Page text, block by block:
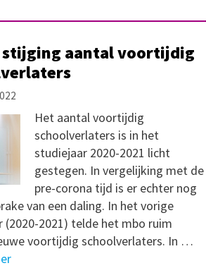
stijging aantal voortijdig
Het aantal voortijdig
schoolverlaters is in het
studiejaar 2020-2021 licht
gestegen. In vergelijking met de
pre-corona tijd is er echter nog
van een daling. In het vorige
(2020-2021) telde het mbo ruim
voortijdig schoolverlaters. In …